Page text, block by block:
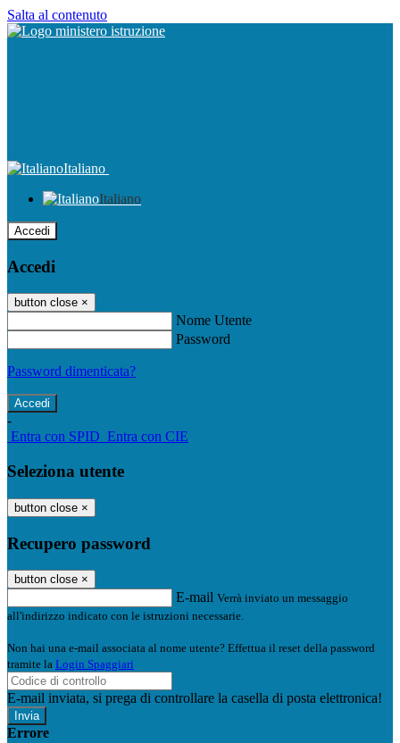
Salta al contenuto
Italiano
Italiano
Accedi
Accedi
button close ×
Nome Utente
Password
Password dimenticata?
-
Entra con SPID Entra con CIE
Seleziona utente
button close ×
Recupero password
button close ×
E-mail Verrà inviato un messaggio
all'indirizzo indicato con le istruzioni necessarie.
Non hai una e-mail associata al nome utente? Effettua il reset della password
tramite la Login Spaggiari
E-mail inviata, si prega di controllare la casella di posta elettronica!
Errore